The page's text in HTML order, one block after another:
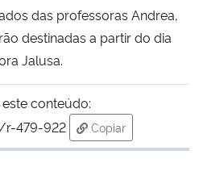
e Comunicações
das professoras Andrea,
destinadas a partir do dia
Jalusa.
conteúdo:
479-922
Copiar
para área de